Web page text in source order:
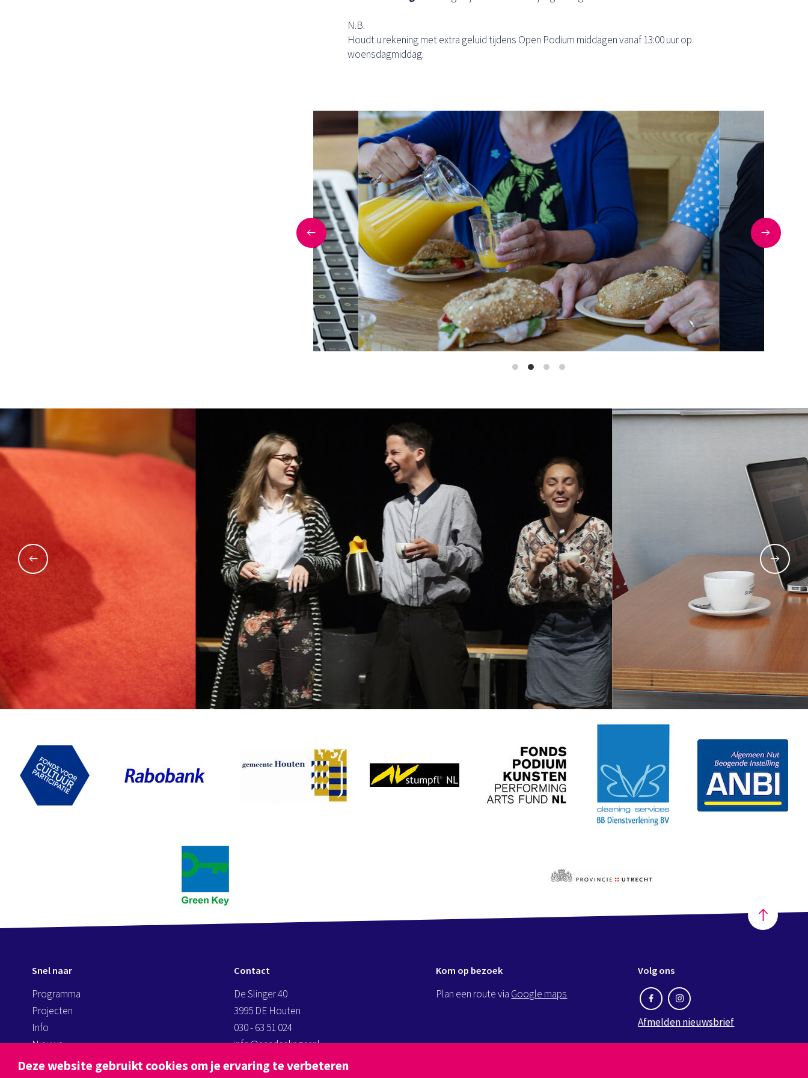
Deze website gebruikt cookies om je ervaring te verbeteren
N.B.
Houdt u rekening met extra geluid tijdens Open Podium middagen vanaf 13:00 uur op
woensdagmiddag.
Snel naar
Programma
Projecten
Info
Nieuws
Contact
De Slinger 40
3995 DE Houten
030 - 63 51 024
info@aandeslinger.nl
kassa@aandeslinger.nl
Kom op bezoek
Plan een route via Google maps
Volg ons
Afmelden nieuwsbrief